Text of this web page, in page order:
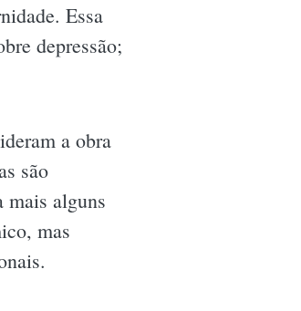
Essa
depressão;
a obra
são
mais alguns
mas